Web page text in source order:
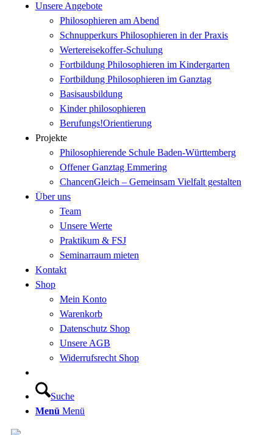
Unsere Angebote
Philosophieren am Abend
Schnupperkurs Philosophieren in der Praxis
Wertereisekoffer-Schulung
Fortbildung Philosophieren im Kindergarten
Fortbildung Philosophieren im Ganztag
Basisausbildung
Kinder philosophieren
Berufungs!Orientierung
Projekte
Philosophierende Schule Baden-Württemberg
Offener Ganztag Emmering
ChancenGleich – Gemeinsam Vielfalt gestalten
Über uns
Team
Unsere Werte
Praktikum & FSJ
Seminarraum mieten
Kontakt
Shop
Mein Konto
Warenkorb
Datenschutz Shop
Unsere AGB
Widerrufsrecht Shop
Suche
Menü Menü